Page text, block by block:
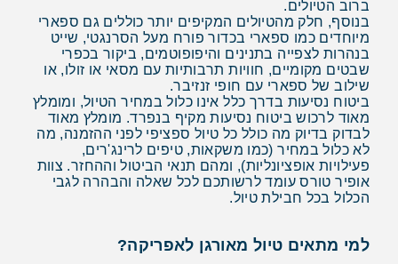
ברוב הטיולים.
בנוסף, חלק מהטיולים המקיפים יותר כוללים גם ספארי
מיוחדים כמו ספארי בכדור פורח מעל הסרנגטי, שייט
בנהרות לצפייה בתנינים והיפופוטמים, ביקור בכפרי
שבטים מקומיים, חוויות תרבותיות עם מסאי או זולו, או
שילוב של ספארי עם חופי זנזיבר.
ביטוח נסיעות בדרך כלל אינו כלול במחיר הטיול, ומומלץ
מאוד לרכוש ביטוח נסיעות מקיף בנפרד. מומלץ מאוד
לבדוק בדיוק מה כולל כל טיול ספציפי לפני ההזמנה, מה
לא כלול במחיר (כמו משקאות, טיפים לרינג'רים,
פעילויות אופציונליות), ומהם תנאי הביטול וההחזר. צוות
אופיר טורס עומד לרשותכם לכל שאלה והבהרה לגבי
הכלול בכל חבילת טיול.
למי מתאים טיול מאורגן לאפריקה?